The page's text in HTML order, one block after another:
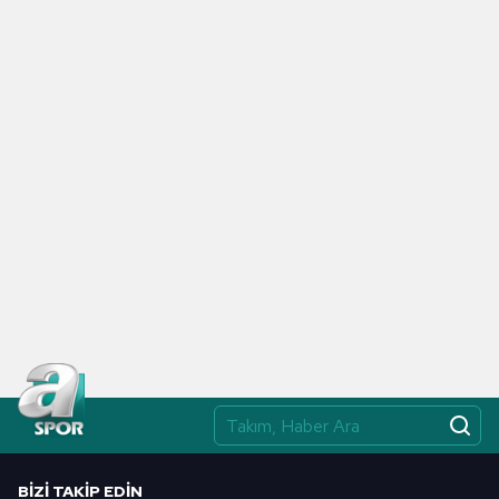
BIZI TAKIP EDIN